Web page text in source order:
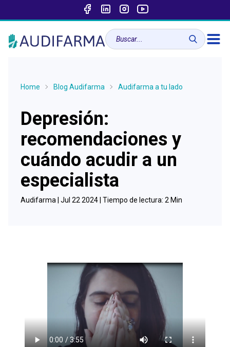
Home Blog Audifarma Audifarma a tu lado
Depresión:
recomendaciones y
cuándo acudir a un
especialista
Audifarma | Jul 22 2024 | Tiempo de lectura: 2 Min